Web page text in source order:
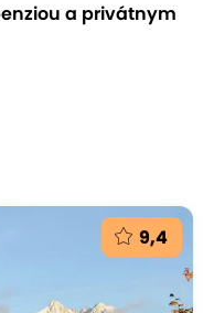
a privátnym
9,4